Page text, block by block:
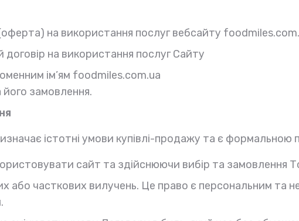
на використання послуг вебсайту
договір на використання послуг Сайту
ім’ям foodmiles.com.ua
замовлення.
істотні умови купівлі-продажу та є формальною
сайт та здійснюючи вибір та замовлення
або часткових вилучень. Це право є персональним та